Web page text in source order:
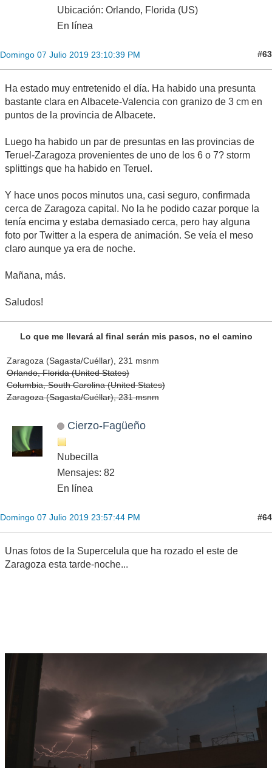
Ubicación: Orlando, Florida (US)
En línea
Domingo 07 Julio 2019 23:10:39 PM #63
Ha estado muy entretenido el día. Ha habido una presunta
bastante clara en Albacete-Valencia con granizo de 3 cm en
puntos de la provincia de Albacete.
Luego ha habido un par de presuntas en las provincias de
Teruel-Zaragoza provenientes de uno de los 6 o 7? storm
splittings que ha habido en Teruel.
Y hace unos pocos minutos una, casi seguro, confirmada
cerca de Zaragoza capital. No la he podido cazar porque la
tenía encima y estaba demasiado cerca, pero hay alguna
foto por Twitter a la espera de animación. Se veía el meso
claro aunque ya era de noche.
Mañana, más.
Saludos!
Lo que me llevará al final serán mis pasos, no el camino
Zaragoza (Sagasta/Cuéllar), 231 msnm
Orlando, Florida (United States)
Columbia, South Carolina (United States)
Zaragoza (Sagasta/Cuéllar), 231 msnm
Cierzo-Fagüeño
Nubecilla
Mensajes: 82
En línea
Domingo 07 Julio 2019 23:57:44 PM #64
Unas fotos de la Supercelula que ha rozado el este de
Zaragoza esta tarde-noche...